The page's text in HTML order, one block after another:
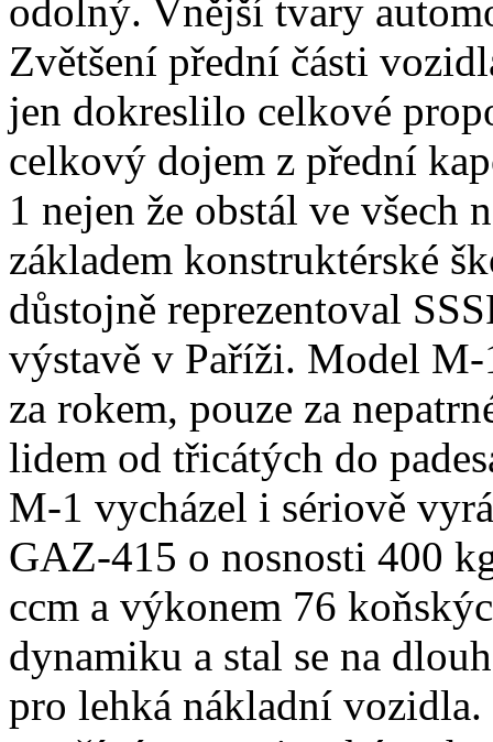
odolný. Vnější tvary
Zvětšení přední části
jen dokreslilo celkové
celkový dojem z přední
1 nejen že obstál ve všech
základem konstruktérské
důstojně reprezentoval
výstavě v Paříži. Model
za rokem, pouze za
lidem od třicátých do
M-1 vycházel i sériově
GAZ-415 o nosnosti 400
ccm a výkonem 76
dynamiku a stal se na
pro lehká nákladní